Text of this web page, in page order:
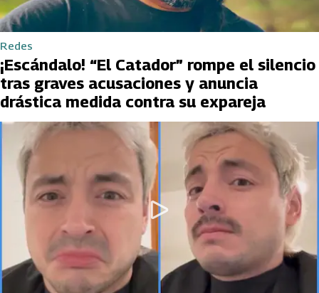
Redes
¡Escándalo! “El Catador” rompe el silencio
tras graves acusaciones y anuncia
drástica medida contra su expareja